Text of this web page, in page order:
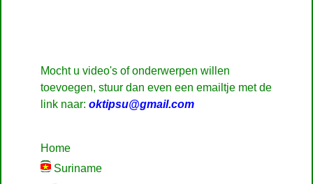
Mocht u video's of onderwerpen willen
toevoegen, stuur dan even een emailtje met de
link naar: oktipsu@gmail.com
Home
Suriname